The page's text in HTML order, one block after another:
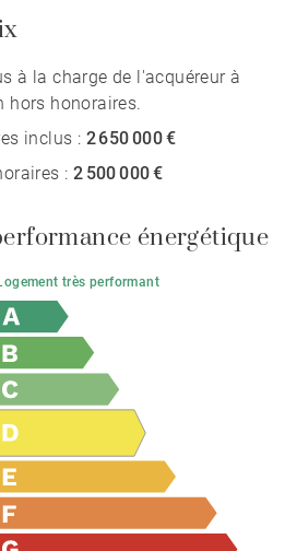
à la charge de l'acquéreur à
hors honoraires.
inclus : 2 650 000 €
: 2 500 000 €
énergétique
très performant